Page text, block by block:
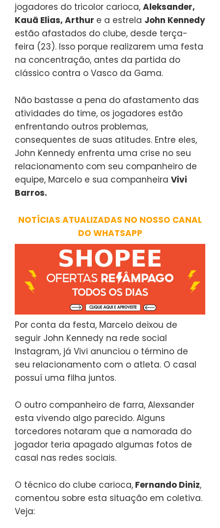
jogadores do tricolor carioca, Aleksander,
Kauã Elias, Arthur e a estrela John Kennedy
estão afastados do clube, desde terça-
feira (23). Isso porque realizarem uma festa
na concentração, antes da partida do
clássico contra o Vasco da Gama.
Não bastasse a pena do afastamento das
atividades do time, os jogadores estão
enfrentando outros problemas,
consequentes de suas atitudes. Entre eles,
John Kennedy enfrenta uma crise no seu
relacionamento com seu companheiro de
equipe, Marcelo e sua companheira Vivi
Barros.
NOTÍCIAS ATUALIZADAS NO NOSSO CANAL
DO WHATSAPP
Por conta da festa, Marcelo deixou de
seguir John Kennedy na rede social
Instagram, já Vivi anunciou o término de
seu relacionamento com o atleta. O casal
possuí uma filha juntos.
O outro companheiro de farra, Alexsander
esta vivendo algo parecido. Alguns
torcedores notaram que a namorada do
jogador teria apagado algumas fotos de
casal nas redes sociais.
O técnico do clube carioca, Fernando Diniz,
comentou sobre esta situação em coletiva.
Veja: